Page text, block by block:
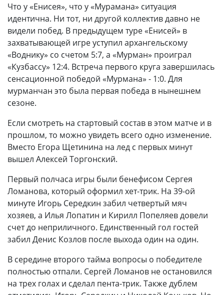
Что у «Енисея», что у «Мурамана» ситуация
идентична. Ни тот, ни другой коллектив давно не
видели побед. В предыдущем туре «Енисей» в
захватывающей игре уступил архангельскому
«Воднику» со счетом 5:7, а «Мурман» проиграл
«Кузбассу» 12:4. Встреча первого круга завершилась
сенсационной победой «Мурмана» - 1:0. Для
мурманчан это была первая победа в нынешнем
сезоне.
Если смотреть на стартовый состав в этом матче и в
прошлом, то можно увидеть всего одно изменение.
Вместо Егора Щетинина на лед с первых минут
вышел Алексей Торгонский.
Первый полчаса игры были бенефисом Сергея
Ломанова, который оформил хет-трик. На 39-ой
минуте Игорь Середкин забил четвертый мяч
хозяев, а Илья Лопатин и Кирилл Попеляев довели
счет до неприличного. Единственный гол гостей
забил Денис Козлов после выхода один на один.
В середине второго тайма вопросы о победителе
полностью отпали. Сергей Ломанов не остановился
на трех голах и сделал пента-трик. Также дублем